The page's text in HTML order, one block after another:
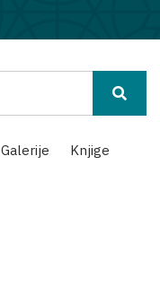
Galerije
Knjige